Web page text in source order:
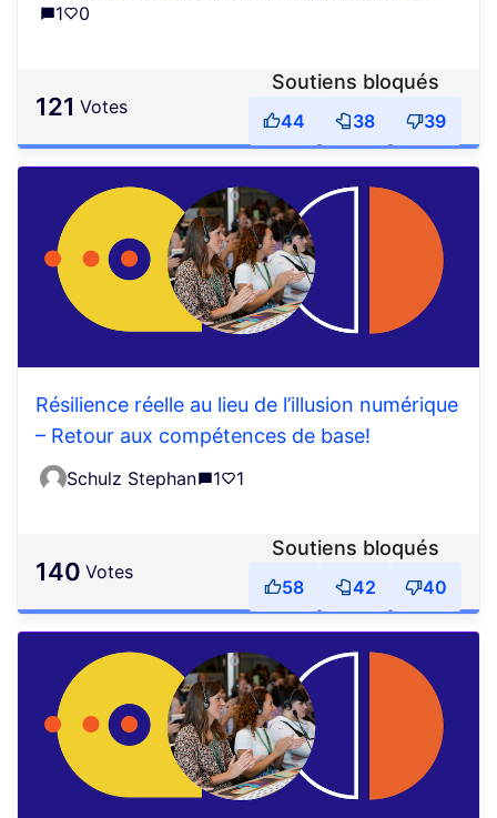
1
0
121 votes
Soutiens bloqués
44 38 39
Résilience réelle au lieu de l’illusion numérique
– Retour aux compétences de base!
Schulz Stephan 1 1
140 votes
Soutiens bloqués
58 42 40